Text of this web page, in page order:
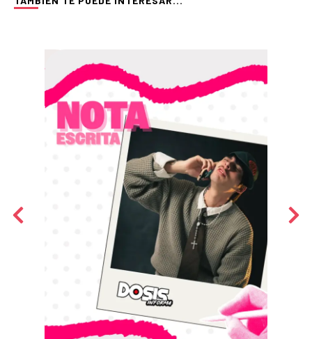
sobre denim
no siempre es algo malo… aunque depende del
una nueva oportunidad a un jean denim que funcionaba
Cómo adaptar
internacional al
En Pereira, seguir tendencias
Aunque en redes sociales predominan
CLIC Y LEE MÁS